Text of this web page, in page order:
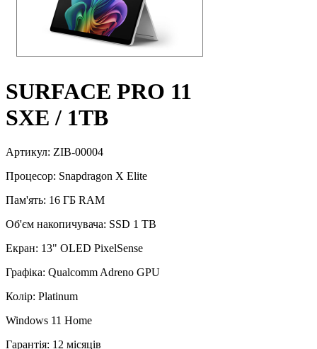
SURFACE PRO 11
SXE / 1TB
Артикул: ZIB-00004
Процесор: Snapdragon X Elite
Пам'ять: 16 ГБ RAM
Об'єм накопичувача: SSD 1 TB
Екран: 13" OLED PixelSense
Графіка: Qualcomm Adreno GPU
Колір: Platinum
Windows 11 Home
Гарантія: 12 місяців